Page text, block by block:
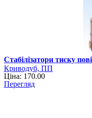
Стабілізатори тиску
Криводуб, ПП
Ціна: 170.00
Перегляд